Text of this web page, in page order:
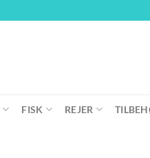
FISK REJER